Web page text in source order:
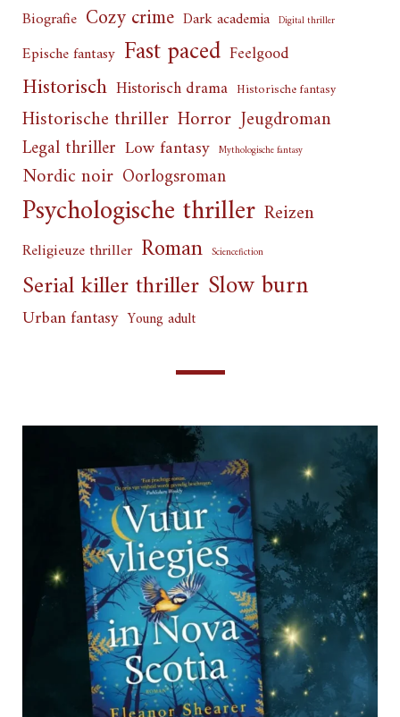
Biografie Cozy crime Dark academia Digital thriller
Epische fantasy Fast paced Feelgood
Historisch Historisch drama Historische fantasy
Historische thriller Horror Jeugdroman
Legal thriller Low fantasy Mythologische fantasy
Nordic noir Oorlogsroman
Psychologische thriller Reizen
Religieuze thriller Roman Sciencefiction
Serial killer thriller Slow burn
Urban fantasy Young adult